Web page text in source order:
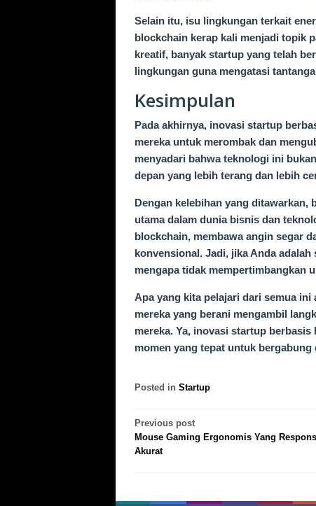
Selain itu, isu lingkungan terkait
blockchain kerap kali menjadi topik
kreatif, banyak startup yang telah
lingkungan guna mengatasi
Kesimpulan
Pada akhirnya, inovasi startup
mereka untuk merombak dan
menyadari bahwa teknologi ini
depan yang lebih terang dan lebih
Dengan kelebihan yang
utama dalam dunia bisnis dan
blockchain, membawa angin segar
konvensional. Jadi, jika Anda
mengapa tidak mempertimbangkan
Apa yang kita pelajari dari semua ini
mereka yang berani mengambil
mereka. Ya, inovasi startup
momen yang tepat untuk
Posted in Startup
Post
navigation
Previous post
Mouse Gaming Ergonomis Yang
Akurat